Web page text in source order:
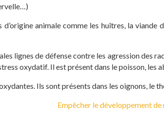
animale comme les huîtres, la viande
lignes de défense contre les agression des
oxydatif. Il est présent dans le poisson, les
Ils sont présents dans les oignons, le
Empêcher le développement